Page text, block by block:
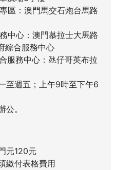
區：澳門馬交石炮台馬路
中心：澳門慕拉士大馬路
綜合服務中心
服務中心：氹仔哥英布拉
至週五；上午9時至下午6
公。
元120元
繳付表格費用